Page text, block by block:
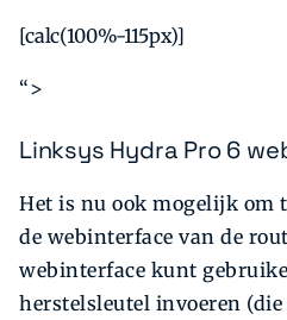
[calc(100%-115px)]
“>
Linksys Hydra Pro 6
Het is nu ook mogelijk om
de webinterface van de
webinterface kunt
herstelsleutel invoeren